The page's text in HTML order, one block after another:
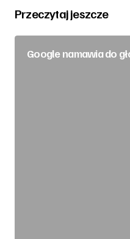
Przeczytaj jeszcze
Google namawia do